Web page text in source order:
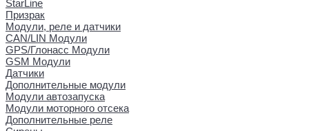
StarLine
Призрак
Модули, реле и датчики
CAN/LIN Модули
GPS/Глонасс Модули
GSM Модули
Датчики
Дополнительные модули
Модули автозапуска
Модули моторного отсека
Дополнительные реле